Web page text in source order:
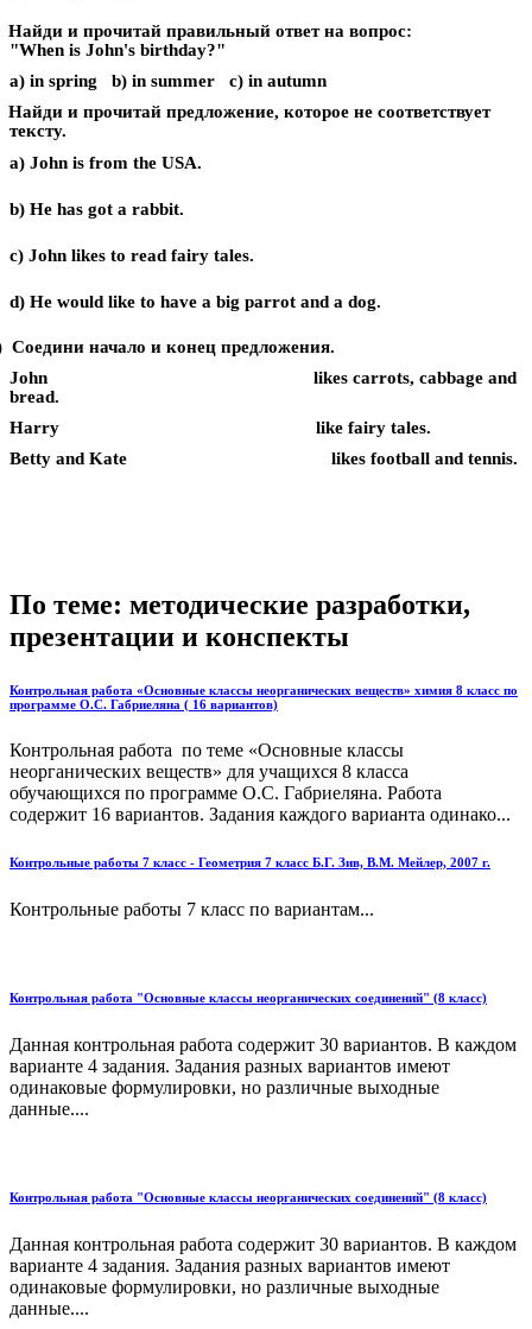
и прочитай правильный ответ на вопрос:
"When is John's birthday?"
a) in spring b) in summer c) in autumn
и прочитай предложение, которое не соответствует
тексту.
a) John is from the USA.
b) He has got a rabbit.
c) John likes to read fairy tales.
d) He would like to have a big parrot and a dog.
Соедини начало и конец предложения.
John likes carrots, cabbage and
bread.
Harry like fairy tales.
Betty and Kate likes football and tennis.
По теме: методические разработки,
презентации и конспекты
Контрольная работа «Основные классы неорганических веществ» химия 8 класс по
программе О.С. Габриеляна ( 16 вариантов)
Контрольная работа по теме «Основные классы
неорганических веществ» для учащихся 8 класса
обучающихся по программе О.С. Габриеляна. Работа
содержит 16 вариантов. Задания каждого варианта одинако...
Контрольные работы 7 класс - Геометрия 7 класс Б.Г. Зив, В.М. Мейлер, 2007 г.
Контрольные работы 7 класс по вариантам...
Контрольная работа "Основные классы неорганических соединений" (8 класс)
Данная контрольная работа содержит 30 вариантов. В каждом
варианте 4 задания. Задания разных вариантов имеют
одинаковые формулировки, но различные выходные
данные....
Контрольная работа "Основные классы неорганических соединений" (8 класс)
Данная контрольная работа содержит 30 вариантов. В каждом
варианте 4 задания. Задания разных вариантов имеют
одинаковые формулировки, но различные выходные
данные....